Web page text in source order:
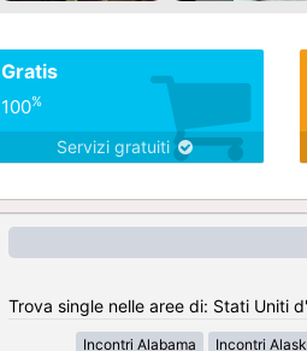
Gratis
100%
Servizi gratuiti
Trova single nelle aree di: Stati Uniti
Incontri Alabama Incontri